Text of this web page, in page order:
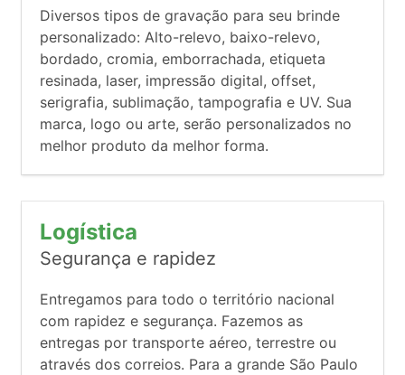
Diversos tipos de gravação para seu brinde
personalizado: Alto-relevo, baixo-relevo,
bordado, cromia, emborrachada, etiqueta
resinada, laser, impressão digital, offset,
serigrafia, sublimação, tampografia e UV. Sua
marca, logo ou arte, serão personalizados no
melhor produto da melhor forma.
Logística
Segurança e rapidez
Entregamos para todo o território nacional
com rapidez e segurança. Fazemos as
entregas por transporte aéreo, terrestre ou
através dos correios. Para a grande São Paulo